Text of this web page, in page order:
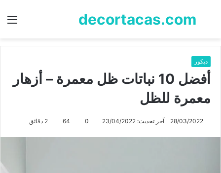
decortacas.com
بحث
ديكور
أفضل 10 نباتات ظل معمرة – أزهار
معمرة للظل
28/03/2022 آخر تحديث: 23/04/2022 0
64